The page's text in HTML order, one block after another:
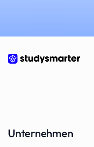
Unternehmen